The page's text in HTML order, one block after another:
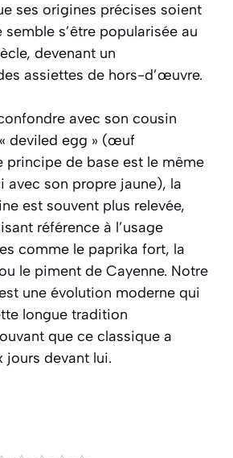
ses origines précises soient
s’être popularisée au
devenant un
assiettes de hors-d’œuvre.
avec son cousin
deviled egg » (œuf
principe de base est le même
son propre jaune), la
est souvent plus relevée,
référence à l’usage
comme le paprika fort, la
le piment de Cayenne. Notre
une évolution moderne qui
longue tradition
que ce classique a
jours devant lui.